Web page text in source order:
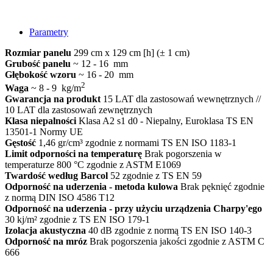
Parametry
Rozmiar panelu 299 cm x 129 cm [h] (± 1 cm)
Grubość panelu ~ 12 - 16 mm
Głębokość wzoru ~ 16 - 20 mm
Waga ~ 8 - 9 kg/m2
Gwarancja na produkt 15 LAT dla zastosowań wewnętrznych //
10 LAT dla zastosowań zewnętrznych
Klasa niepalności Klasa A2 s1 d0 - Niepalny, Euroklasa TS EN
13501-1 Normy UE
Gęstość 1,46 gr/cm³ zgodnie z normami TS EN ISO 1183-1
Limit odporności na temperaturę Brak pogorszenia w
temperaturze 800 °C zgodnie z ASTM E1069
Twardość według Barcol 52 zgodnie z TS EN 59
Odporność na uderzenia - metoda kulowa Brak pęknięć zgodnie
z normą DIN ISO 4586 T12
Odporność na uderzenia - przy użyciu urządzenia Charpy'ego
30 kj/m² zgodnie z TS EN ISO 179-1
Izolacja akustyczna 40 dB zgodnie z normą TS EN ISO 140-3
Odporność na mróz Brak pogorszenia jakości zgodnie z ASTM C
666